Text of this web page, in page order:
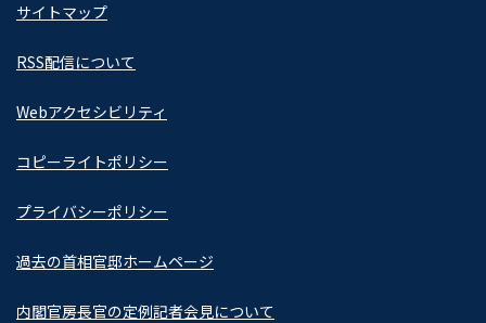
サイトマップ
RSS配信について
Webアクセシビリティ
コピーライトポリシー
プライバシーポリシー
過去の首相官邸ホームページ
内閣官房長官の定例記者会見について